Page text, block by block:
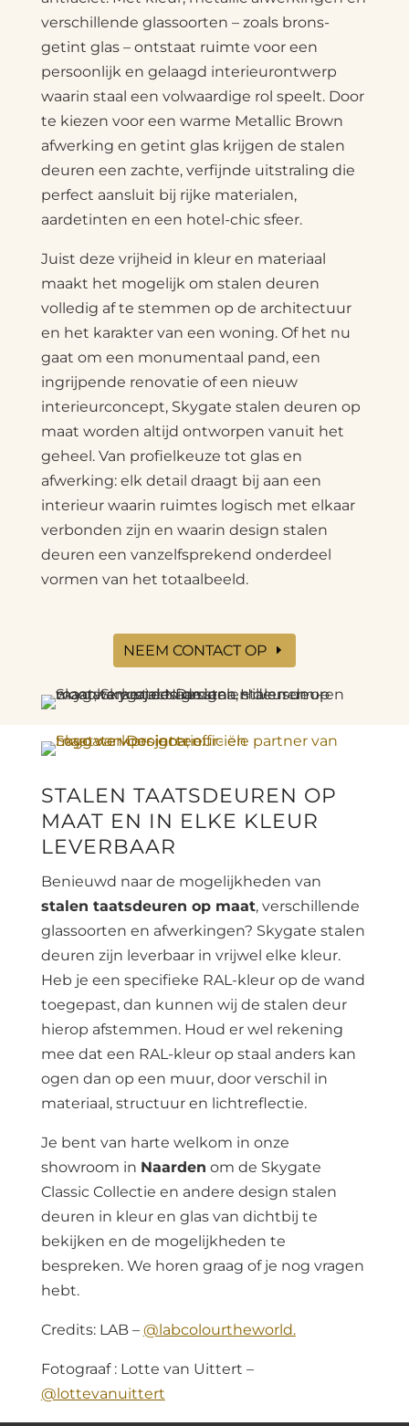
verschillende glassoorten – zoals brons-
getint glas – ontstaat ruimte voor een
persoonlijk en gelaagd interieurontwerp
waarin staal een volwaardige rol speelt. Door
te kiezen voor een warme Metallic Brown
afwerking en getint glas krijgen de stalen
deuren een zachte, verfijnde uitstraling die
perfect aansluit bij rijke materialen,
aardetinten en een hotel-chic sfeer.
Juist deze vrijheid in kleur en materiaal
maakt het mogelijk om stalen deuren
volledig af te stemmen op de architectuur
en het karakter van een woning. Of het nu
gaat om een monumentaal pand, een
ingrijpende renovatie of een nieuw
interieurconcept, Skygate stalen deuren op
maat worden altijd ontworpen vanuit het
geheel. Van profielkeuze tot glas en
afwerking: elk detail draagt bij aan een
interieur waarin ruimtes logisch met elkaar
verbonden zijn en waarin design stalen
deuren een vanzelfsprekend onderdeel
vormen van het totaalbeeld.
NEEM CONTACT OP
STALEN TAATSDEUREN OP
MAAT EN IN ELKE KLEUR
LEVERBAAR
Benieuwd naar de mogelijkheden van
stalen taatsdeuren op maat, verschillende
glassoorten en afwerkingen? Skygate stalen
deuren zijn leverbaar in vrijwel elke kleur.
Heb je een specifieke RAL-kleur op de wand
toegepast, dan kunnen wij de stalen deur
hierop afstemmen. Houd er wel rekening
mee dat een RAL-kleur op staal anders kan
ogen dan op een muur, door verschil in
materiaal, structuur en lichtreflectie.
Je bent van harte welkom in onze
showroom in Naarden om de Skygate
Classic Collectie en andere design stalen
deuren in kleur en glas van dichtbij te
bekijken en de mogelijkheden te
bespreken. We horen graag of je nog vragen
hebt.
Credits: LAB – @labcolourtheworld.
Fotograaf : Lotte van Uittert –
@lottevanuittert